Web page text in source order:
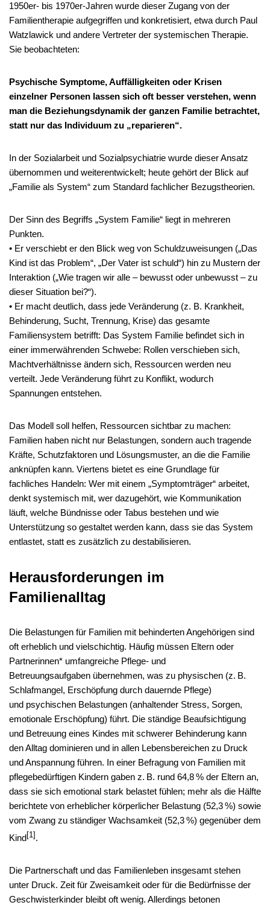
1950er- bis 1970er-Jahren wurde dieser Zugang von der
Familientherapie aufgegriffen und konkretisiert, etwa durch Paul
Watzlawick und andere Vertreter der systemischen Therapie.
Sie beobachteten:
Psychische Symptome, Auffälligkeiten oder Krisen
einzelner Personen lassen sich oft besser verstehen, wenn
man die Beziehungsdynamik der ganzen Familie betrachtet,
statt nur das Individuum zu „reparieren“.
In der Sozialarbeit und Sozialpsychiatrie wurde dieser Ansatz
übernommen und weiterentwickelt; heute gehört der Blick auf
„Familie als System“ zum Standard fachlicher Bezugstheorien.
Der Sinn des Begriffs „System Familie“ liegt in mehreren
Punkten.
• Er verschiebt er den Blick weg von Schuldzuweisungen („Das
Kind ist das Problem“, „Der Vater ist schuld“) hin zu Mustern der
Interaktion („Wie tragen wir alle – bewusst oder unbewusst – zu
dieser Situation bei?“).
• Er macht deutlich, dass jede Veränderung (z. B. Krankheit,
Behinderung, Sucht, Trennung, Krise) das gesamte
Familiensystem betrifft: Das System Familie befindet sich in
einer immerwährenden Schwebe: Rollen verschieben sich,
Machtverhältnisse ändern sich, Ressourcen werden neu
verteilt. Jede Veränderung führt zu Konflikt, wodurch
Spannungen entstehen.
Das Modell soll helfen, Ressourcen sichtbar zu machen:
Familien haben nicht nur Belastungen, sondern auch tragende
Kräfte, Schutzfaktoren und Lösungsmuster, an die die Familie
anknüpfen kann. Viertens bietet es eine Grundlage für
fachliches Handeln: Wer mit einem „Symptomträger“ arbeitet,
denkt systemisch mit, wer dazugehört, wie Kommunikation
läuft, welche Bündnisse oder Tabus bestehen und wie
Unterstützung so gestaltet werden kann, dass sie das System
entlastet, statt es zusätzlich zu destabilisieren.
Herausforderungen im
Familienalltag
Die Belastungen für Familien mit behinderten Angehörigen sind
oft erheblich und vielschichtig. Häufig müssen Eltern oder
Partnerinnen* umfangreiche Pflege- und
Betreuungsaufgaben übernehmen, was zu physischen (z. B.
Schlafmangel, Erschöpfung durch dauernde Pflege)
und psychischen Belastungen (anhaltender Stress, Sorgen,
emotionale Erschöpfung) führt. Die ständige Beaufsichtigung
und Betreuung eines Kindes mit schwerer Behinderung kann
den Alltag dominieren und in allen Lebensbereichen zu Druck
und Anspannung führen. In einer Befragung von Familien mit
pflegebedürftigen Kindern gaben z. B. rund 64,8 % der Eltern an,
dass sie sich emotional stark belastet fühlen; mehr als die Hälfte
berichtete von erheblicher körperlicher Belastung (52,3 %) sowie
vom Zwang zu ständiger Wachsamkeit (52,3 %) gegenüber dem
Kind [1] .
Die Partnerschaft und das Familienleben insgesamt stehen
unter Druck. Zeit für Zweisamkeit oder für die Bedürfnisse der
Geschwisterkinder bleibt oft wenig. Allerdings betonen